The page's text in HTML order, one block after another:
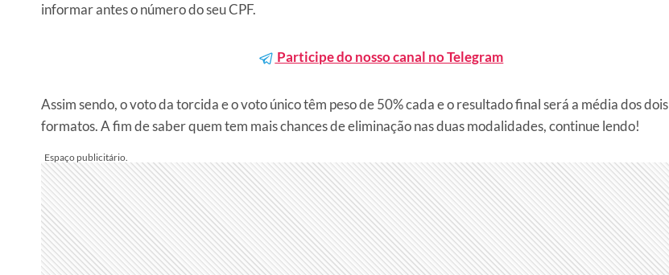
informar antes o número do seu CPF.
Participe do nosso canal no Telegram
Assim sendo, o voto da torcida e o voto único têm peso de 50% cada e o resultado final será a média dos dois
formatos. A fim de saber quem tem mais chances de eliminação nas duas modalidades, continue lendo!